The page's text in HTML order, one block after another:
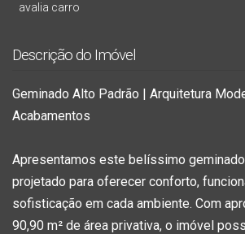
avalia carro
Descrição do Imóvel
Geminado Alto Padrão | Arquitetura
Acabamentos
Apresentamos este belíssimo
projetado para oferecer conforto,
sofisticação em cada ambiente. Com
90,90 m² de área privativa, o imóvel